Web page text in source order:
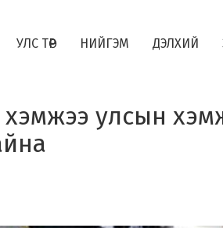
УЛС ТӨР НИЙГЭМ ДЭЛХИЙ
хэмжээ улсын